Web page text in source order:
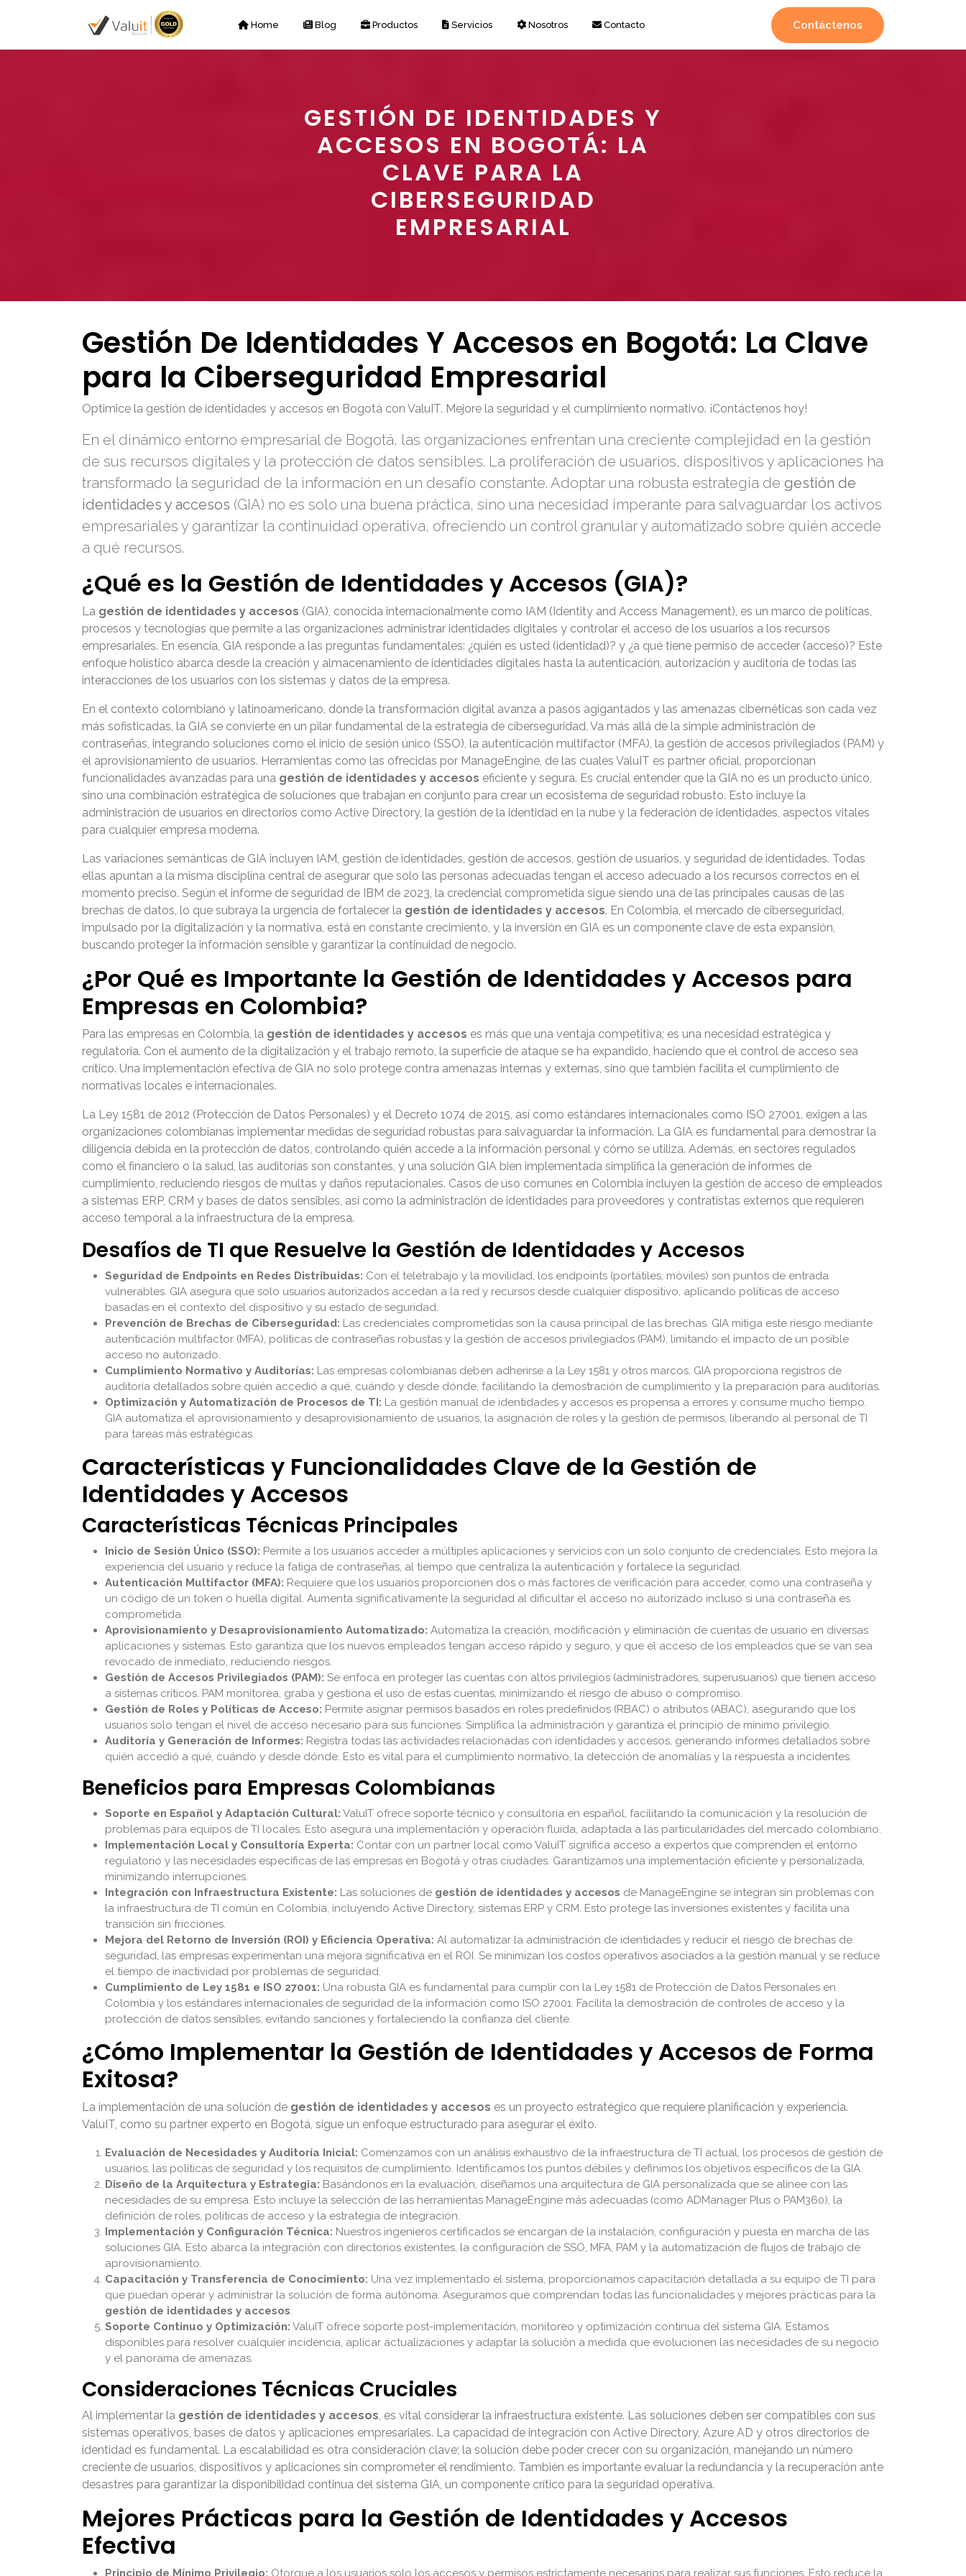
Home Blog Productos Servicios Nosotros Contacto Contáctenos
GESTIÓN DE IDENTIDADES Y
ACCESOS EN BOGOTÁ: LA
CLAVE PARA LA
CIBERSEGURIDAD
EMPRESARIAL
Gestión De Identidades Y Accesos en Bogotá: La Clave
para la Ciberseguridad Empresarial
Optimice la gestión de identidades y accesos en Bogotá con ValuIT. Mejore la seguridad y el cumplimiento normativo. ¡Contáctenos hoy!
En el dinámico entorno empresarial de Bogotá, las organizaciones enfrentan una creciente complejidad en la gestión
de sus recursos digitales y la protección de datos sensibles. La proliferación de usuarios, dispositivos y aplicaciones ha
transformado la seguridad de la información en un desafío constante. Adoptar una robusta estrategia de gestión de
identidades y accesos (GIA) no es solo una buena práctica, sino una necesidad imperante para salvaguardar los activos
empresariales y garantizar la continuidad operativa, ofreciendo un control granular y automatizado sobre quién accede
a qué recursos.
¿Qué es la Gestión de Identidades y Accesos (GIA)?
La gestión de identidades y accesos (GIA), conocida internacionalmente como IAM (Identity and Access Management), es un marco de políticas,
procesos y tecnologías que permite a las organizaciones administrar identidades digitales y controlar el acceso de los usuarios a los recursos
empresariales. En esencia, GIA responde a las preguntas fundamentales: ¿quién es usted (identidad)? y ¿a qué tiene permiso de acceder (acceso)? Este
enfoque holístico abarca desde la creación y almacenamiento de identidades digitales hasta la autenticación, autorización y auditoría de todas las
interacciones de los usuarios con los sistemas y datos de la empresa.
En el contexto colombiano y latinoamericano, donde la transformación digital avanza a pasos agigantados y las amenazas cibernéticas son cada vez
más sofisticadas, la GIA se convierte en un pilar fundamental de la estrategia de ciberseguridad. Va más allá de la simple administración de
contraseñas, integrando soluciones como el inicio de sesión único (SSO), la autenticación multifactor (MFA), la gestión de accesos privilegiados (PAM) y
el aprovisionamiento de usuarios. Herramientas como las ofrecidas por ManageEngine, de las cuales ValuIT es partner oficial, proporcionan
funcionalidades avanzadas para una gestión de identidades y accesos eficiente y segura. Es crucial entender que la GIA no es un producto único,
sino una combinación estratégica de soluciones que trabajan en conjunto para crear un ecosistema de seguridad robusto. Esto incluye la
administración de usuarios en directorios como Active Directory, la gestión de la identidad en la nube y la federación de identidades, aspectos vitales
para cualquier empresa moderna.
Las variaciones semánticas de GIA incluyen IAM, gestión de identidades, gestión de accesos, gestión de usuarios, y seguridad de identidades. Todas
ellas apuntan a la misma disciplina central de asegurar que solo las personas adecuadas tengan el acceso adecuado a los recursos correctos en el
momento preciso. Según el informe de seguridad de IBM de 2023, la credencial comprometida sigue siendo una de las principales causas de las
brechas de datos, lo que subraya la urgencia de fortalecer la gestión de identidades y accesos. En Colombia, el mercado de ciberseguridad,
impulsado por la digitalización y la normativa, está en constante crecimiento, y la inversión en GIA es un componente clave de esta expansión,
buscando proteger la información sensible y garantizar la continuidad de negocio.
¿Por Qué es Importante la Gestión de Identidades y Accesos para
Empresas en Colombia?
Para las empresas en Colombia, la gestión de identidades y accesos es más que una ventaja competitiva; es una necesidad estratégica y
regulatoria. Con el aumento de la digitalización y el trabajo remoto, la superficie de ataque se ha expandido, haciendo que el control de acceso sea
crítico. Una implementación efectiva de GIA no solo protege contra amenazas internas y externas, sino que también facilita el cumplimiento de
normativas locales e internacionales.
La Ley 1581 de 2012 (Protección de Datos Personales) y el Decreto 1074 de 2015, así como estándares internacionales como ISO 27001, exigen a las
organizaciones colombianas implementar medidas de seguridad robustas para salvaguardar la información. La GIA es fundamental para demostrar la
diligencia debida en la protección de datos, controlando quién accede a la información personal y cómo se utiliza. Además, en sectores regulados
como el financiero o la salud, las auditorías son constantes, y una solución GIA bien implementada simplifica la generación de informes de
cumplimiento, reduciendo riesgos de multas y daños reputacionales. Casos de uso comunes en Colombia incluyen la gestión de acceso de empleados
a sistemas ERP, CRM y bases de datos sensibles, así como la administración de identidades para proveedores y contratistas externos que requieren
acceso temporal a la infraestructura de la empresa.
Desafíos de TI que Resuelve la Gestión de Identidades y Accesos
Seguridad de Endpoints en Redes Distribuidas: Con el teletrabajo y la movilidad, los endpoints (portátiles, móviles) son puntos de entrada
vulnerables. GIA asegura que solo usuarios autorizados accedan a la red y recursos desde cualquier dispositivo, aplicando políticas de acceso
basadas en el contexto del dispositivo y su estado de seguridad.
Prevención de Brechas de Ciberseguridad: Las credenciales comprometidas son la causa principal de las brechas. GIA mitiga este riesgo mediante
autenticación multifactor (MFA), políticas de contraseñas robustas y la gestión de accesos privilegiados (PAM), limitando el impacto de un posible
acceso no autorizado.
Cumplimiento Normativo y Auditorías: Las empresas colombianas deben adherirse a la Ley 1581 y otros marcos. GIA proporciona registros de
auditoría detallados sobre quién accedió a qué, cuándo y desde dónde, facilitando la demostración de cumplimiento y la preparación para auditorías.
Optimización y Automatización de Procesos de TI: La gestión manual de identidades y accesos es propensa a errores y consume mucho tiempo.
GIA automatiza el aprovisionamiento y desaprovisionamiento de usuarios, la asignación de roles y la gestión de permisos, liberando al personal de TI
para tareas más estratégicas.
Características y Funcionalidades Clave de la Gestión de
Identidades y Accesos
Características Técnicas Principales
Inicio de Sesión Único (SSO): Permite a los usuarios acceder a múltiples aplicaciones y servicios con un solo conjunto de credenciales. Esto mejora la
experiencia del usuario y reduce la fatiga de contraseñas, al tiempo que centraliza la autenticación y fortalece la seguridad.
Autenticación Multifactor (MFA): Requiere que los usuarios proporcionen dos o más factores de verificación para acceder, como una contraseña y
un código de un token o huella digital. Aumenta significativamente la seguridad al dificultar el acceso no autorizado incluso si una contraseña es
comprometida.
Aprovisionamiento y Desaprovisionamiento Automatizado: Automatiza la creación, modificación y eliminación de cuentas de usuario en diversas
aplicaciones y sistemas. Esto garantiza que los nuevos empleados tengan acceso rápido y seguro, y que el acceso de los empleados que se van sea
revocado de inmediato, reduciendo riesgos.
Gestión de Accesos Privilegiados (PAM): Se enfoca en proteger las cuentas con altos privilegios (administradores, superusuarios) que tienen acceso
a sistemas críticos. PAM monitorea, graba y gestiona el uso de estas cuentas, minimizando el riesgo de abuso o compromiso.
Gestión de Roles y Políticas de Acceso: Permite asignar permisos basados en roles predefinidos (RBAC) o atributos (ABAC), asegurando que los
usuarios solo tengan el nivel de acceso necesario para sus funciones. Simplifica la administración y garantiza el principio de mínimo privilegio.
Auditoría y Generación de Informes: Registra todas las actividades relacionadas con identidades y accesos, generando informes detallados sobre
quién accedió a qué, cuándo y desde dónde. Esto es vital para el cumplimiento normativo, la detección de anomalías y la respuesta a incidentes.
Beneficios para Empresas Colombianas
Soporte en Español y Adaptación Cultural: ValuIT ofrece soporte técnico y consultoría en español, facilitando la comunicación y la resolución de
problemas para equipos de TI locales. Esto asegura una implementación y operación fluida, adaptada a las particularidades del mercado colombiano.
Implementación Local y Consultoría Experta: Contar con un partner local como ValuIT significa acceso a expertos que comprenden el entorno
regulatorio y las necesidades específicas de las empresas en Bogotá y otras ciudades. Garantizamos una implementación eficiente y personalizada,
minimizando interrupciones.
Integración con Infraestructura Existente: Las soluciones de gestión de identidades y accesos de ManageEngine se integran sin problemas con
la infraestructura de TI común en Colombia, incluyendo Active Directory, sistemas ERP y CRM. Esto protege las inversiones existentes y facilita una
transición sin fricciones.
Mejora del Retorno de Inversión (ROI) y Eficiencia Operativa: Al automatizar la administración de identidades y reducir el riesgo de brechas de
seguridad, las empresas experimentan una mejora significativa en el ROI. Se minimizan los costos operativos asociados a la gestión manual y se reduce
el tiempo de inactividad por problemas de seguridad.
Cumplimiento de Ley 1581 e ISO 27001: Una robusta GIA es fundamental para cumplir con la Ley 1581 de Protección de Datos Personales en
Colombia y los estándares internacionales de seguridad de la información como ISO 27001. Facilita la demostración de controles de acceso y la
protección de datos sensibles, evitando sanciones y fortaleciendo la confianza del cliente.
¿Cómo Implementar la Gestión de Identidades y Accesos de Forma
Exitosa?
La implementación de una solución de gestión de identidades y accesos es un proyecto estratégico que requiere planificación y experiencia.
ValuIT, como su partner experto en Bogotá, sigue un enfoque estructurado para asegurar el éxito.
Evaluación de Necesidades y Auditoría Inicial: Comenzamos con un análisis exhaustivo de la infraestructura de TI actual, los procesos de gestión de
usuarios, las políticas de seguridad y los requisitos de cumplimiento. Identificamos los puntos débiles y definimos los objetivos específicos de la GIA.
Diseño de la Arquitectura y Estrategia: Basándonos en la evaluación, diseñamos una arquitectura de GIA personalizada que se alinee con las
necesidades de su empresa. Esto incluye la selección de las herramientas ManageEngine más adecuadas (como ADManager Plus o PAM360), la
definición de roles, políticas de acceso y la estrategia de integración.
Implementación y Configuración Técnica: Nuestros ingenieros certificados se encargan de la instalación, configuración y puesta en marcha de las
soluciones GIA. Esto abarca la integración con directorios existentes, la configuración de SSO, MFA, PAM y la automatización de flujos de trabajo de
aprovisionamiento.
Capacitación y Transferencia de Conocimiento: Una vez implementado el sistema, proporcionamos capacitación detallada a su equipo de TI para
que puedan operar y administrar la solución de forma autónoma. Aseguramos que comprendan todas las funcionalidades y mejores prácticas para la
gestión de identidades y accesos.
Soporte Continuo y Optimización: ValuIT ofrece soporte post-implementación, monitoreo y optimización continua del sistema GIA. Estamos
disponibles para resolver cualquier incidencia, aplicar actualizaciones y adaptar la solución a medida que evolucionen las necesidades de su negocio
y el panorama de amenazas.
Consideraciones Técnicas Cruciales
Al implementar la gestión de identidades y accesos, es vital considerar la infraestructura existente. Las soluciones deben ser compatibles con sus
sistemas operativos, bases de datos y aplicaciones empresariales. La capacidad de integración con Active Directory, Azure AD y otros directorios de
identidad es fundamental. La escalabilidad es otra consideración clave; la solución debe poder crecer con su organización, manejando un número
creciente de usuarios, dispositivos y aplicaciones sin comprometer el rendimiento. También es importante evaluar la redundancia y la recuperación ante
desastres para garantizar la disponibilidad continua del sistema GIA, un componente crítico para la seguridad operativa.
Mejores Prácticas para la Gestión de Identidades y Accesos
Efectiva
Principio de Mínimo Privilegio: Otorgue a los usuarios solo los accesos y permisos estrictamente necesarios para realizar sus funciones. Esto reduce la